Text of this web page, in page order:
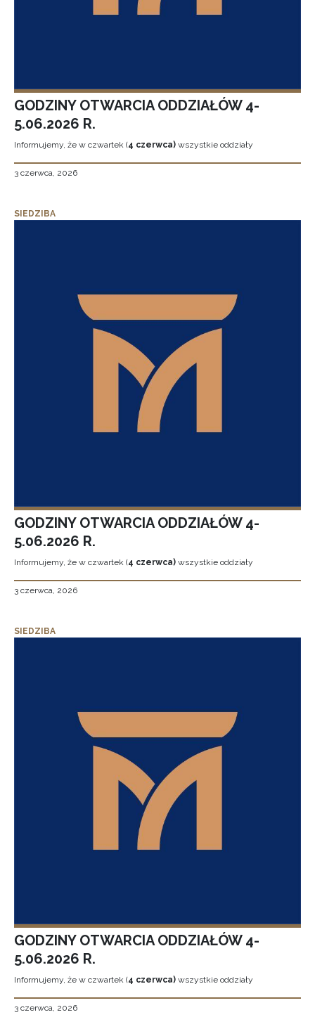
GODZINY OTWARCIA ODDZIAŁÓW 4-
5.06.2026 R.
Informujemy, że w czwartek (4 czerwca) wszystkie oddziały
3 czerwca, 2026
SIEDZIBA
GODZINY OTWARCIA ODDZIAŁÓW 4-
5.06.2026 R.
Informujemy, że w czwartek (4 czerwca) wszystkie oddziały
3 czerwca, 2026
SIEDZIBA
GODZINY OTWARCIA ODDZIAŁÓW 4-
5.06.2026 R.
Informujemy, że w czwartek (4 czerwca) wszystkie oddziały
3 czerwca, 2026